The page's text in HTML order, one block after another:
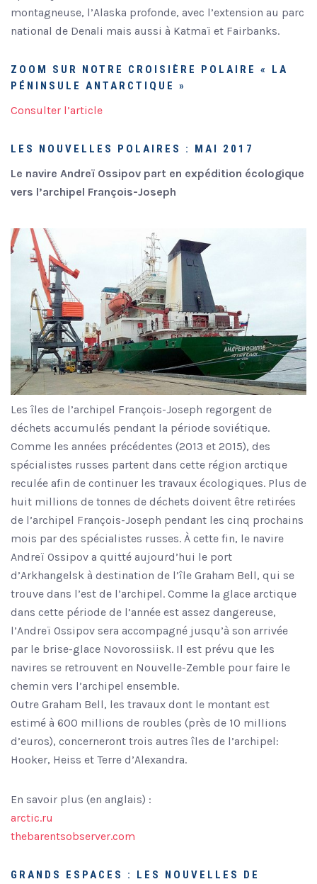
montagneuse, l’Alaska profonde, avec l’extension au parc
national de Denali mais aussi à Katmaï et Fairbanks.
ZOOM SUR NOTRE CROISIÈRE POLAIRE « LA
PÉNINSULE ANTARCTIQUE »
Consulter l’article
LES NOUVELLES POLAIRES : MAI 2017
Le navire Andreï Ossipov part en expédition écologique
vers l’archipel François-Joseph
Les îles de l’archipel François-Joseph regorgent de
déchets accumulés pendant la période soviétique.
Comme les années précédentes (2013 et 2015), des
spécialistes russes partent dans cette région arctique
reculée afin de continuer les travaux écologiques. Plus de
huit millions de tonnes de déchets doivent être retirées
de l’archipel François-Joseph pendant les cinq prochains
mois par des spécialistes russes. À cette fin, le navire
Andreï Ossipov a quitté aujourd’hui le port
d’Arkhangelsk à destination de l’île Graham Bell, qui se
trouve dans l’est de l’archipel. Comme la glace arctique
dans cette période de l’année est assez dangereuse,
l’Andreï Ossipov sera accompagné jusqu’à son arrivée
par le brise-glace Novorossiisk. Il est prévu que les
navires se retrouvent en Nouvelle-Zemble pour faire le
chemin vers l’archipel ensemble.
Outre Graham Bell, les travaux dont le montant est
estimé à 600 millions de roubles (près de 10 millions
d’euros), concerneront trois autres îles de l’archipel:
Hooker, Heiss et Terre d’Alexandra.
En savoir plus (en anglais) :
arctic.ru
thebarentsobserver.com
GRANDS ESPACES : LES NOUVELLES DE